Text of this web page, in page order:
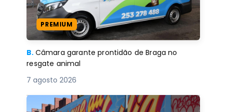
PREMIUM
B. Câmara garante prontidão de Braga no
resgate animal
7 agosto 2026